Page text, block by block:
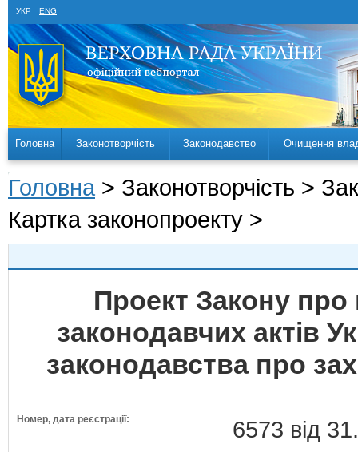
УКР ENG
Головна Законотворчість Законодавство Очищення
Головна > Законотворчість >
Картка законопроекту >
Проект Закону про
законодавчих актів
законодавства про
Номер, дата реєстрації: 6573 від